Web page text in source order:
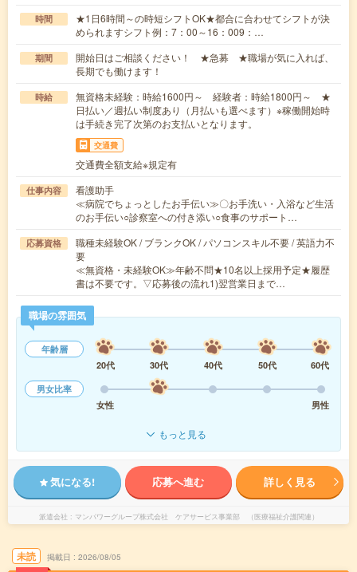
時間
★1日6時間～の時短シフトOK★都合に合わせてシフトが決
められますシフト例：7：00～16：009：…
期間
開始日はご相談ください！ ★急募 ★職場が気に入れば、
長期でも働けます！
時給
無資格未経験：時給1600円～ 経験者：時給1800円～ ★
日払い／週払い制度あり（月払いも選べます）※稼働開始時
は手続き完了次第のお支払いとなります。
交通費
交通費全額支給※規定有
仕事内容
看護助手
≪病院でちょっとしたお手伝い≫〇お手洗い・入浴など生活
のお手伝い○診察室への付き添い○食事のサポート…
応募資格
職種未経験OK / ブランクOK / パソコンスキル不要 / 英語力不
要
≪無資格・未経験OK≫年齢不問★10名以上採用予定★履歴
書は不要です。▽応募後の流れ1)翌営業日まで…
職場の雰囲気
年齢層
20代
30代 40代 50代
60代
男女比率
女性
男性
もっと見る
気になる! 応募へ進む 詳しく見る
派遣会社 マンパワーグループ株式会社 ケアサービス事業部 （医療福祉介護関連）
未読 掲載日 2026/08/05